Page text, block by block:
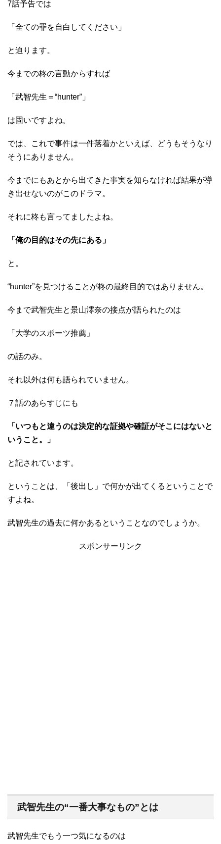
7話予告では
「全ての罪を自白してください」
と迫ります。
今までの柊の言動からすれば
「武智先生＝“hunter”」
は固いですよね。
では、これで事件は一件落着かといえば、どうもそうなり
そうにありません。
今までにもあとから出てきた事実を知らなければ結果が導
き出せないのがこのドラマ。
それに柊も言ってましたよね。
「俺の目的はその先にある」
と。
“hunter”を見つけることが柊の最終目的ではありません。
今まで武智先生と景山澪奈の接点が語られたのは
「大学のスポーツ推薦」
の話のみ。
それ以外は何も語られていません。
７話のあらすじにも
「いつもと違うのは決定的な証拠や確証がそこにはないと
いうこと。」
と記されています。
ということは、「後出し」で何かが出てくるということで
すよね。
武智先生の過去に何かあるということなのでしょうか。
スポンサーリンク
武智先生の“一番大事なもの”とは
武智先生でもう一つ気になるのは